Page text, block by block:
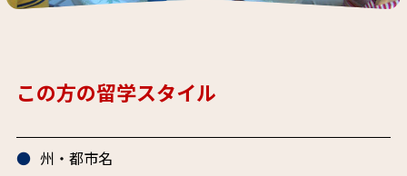
この方の留学スタイル
州・都市名